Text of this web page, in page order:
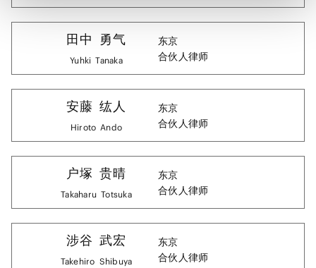
田中 勇气
Yuhki Tanaka
东京
合伙人律师
安藤 纮人
Hiroto Ando
东京
合伙人律师
户塚 贵晴
Takaharu Totsuka
东京
合伙人律师
涉谷 武宏
Takehiro Shibuya
东京
合伙人律师